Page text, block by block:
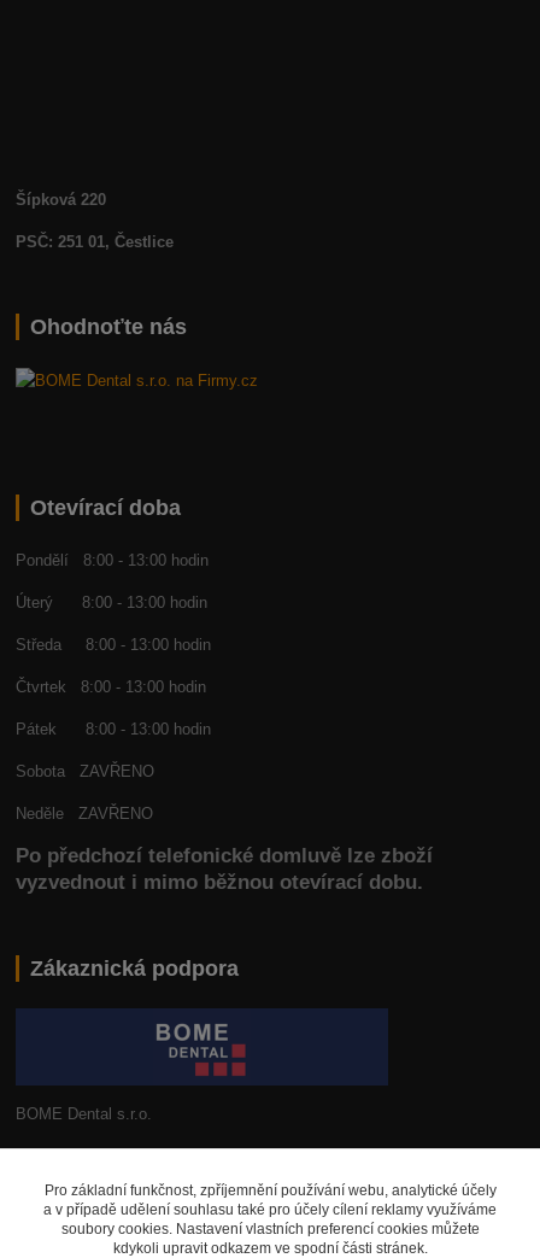
Šípková 220
PSČ: 251 01, Čestlice
Ohodnoťte nás
Otevírací doba
Pondělí 8:00 - 13:00 hodin
Úterý 8:00 - 13:00 hodin
Středa 8:00 - 13:00 hodin
Čtvrtek 8:00 - 13:00 hodin
Pátek 8:00 - 13:00 hodin
Sobota ZAVŘENO
Neděle ZAVŘENO
Po předchozí telefonické domluvě lze zboží
vyzvednout i mimo běžnou otevírací dobu.
Zákaznická podpora
BOME Dental s.r.o.
info@bomedental.eu
Pro základní funkčnost, zpříjemnění používání webu, analytické účely
a v případě udělení souhlasu také pro účely cílení reklamy využíváme
soubory cookies. Nastavení vlastních preferencí cookies můžete
kdykoli upravit odkazem ve spodní části stránek.